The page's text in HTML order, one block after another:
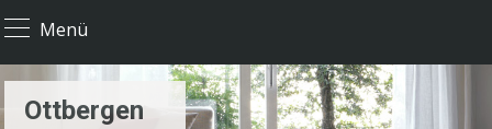
Menü
Ottbergen